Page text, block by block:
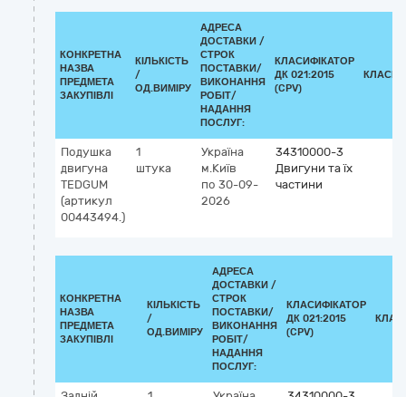
КОНКРЕТНА
НАЗВА
ПРЕДМЕТА
ЗАКУПІВЛІ
КІЛЬКІСТЬ
/
ОД.ВИМІРУ
АДРЕСА
ДОСТАВКИ /
СТРОК
ПОСТАВКИ/
ВИКОНАННЯ
РОБІТ/
НАДАННЯ
ПОСЛУГ:
КЛАСИФІКАТОР
ДК 021:2015
(CPV)
Подушка
двигуна
TEDGUM
(артикул
00443494.)
1
штука
Україна
м.Київ
по 30-09-
2026
34310000-3
Двигуни та їх
частини
КОНКРЕТНА
НАЗВА
ПРЕДМЕТА
ЗАКУПІВЛІ
КІЛЬКІСТЬ
/
ОД.ВИМІРУ
АДРЕСА
ДОСТАВКИ /
СТРОК
ПОСТАВКИ/
ВИКОНАННЯ
РОБІТ/
НАДАННЯ
ПОСЛУГ:
КЛАСИФІКАТОР
ДК 021:2015
(CPV)